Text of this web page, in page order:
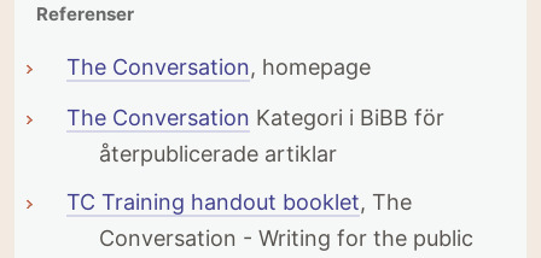
Referenser
The Conversation, homepage
The Conversation Kategori i BiBB för
återpublicerade artiklar
TC Training handout booklet, The
Conversation - Writing for the public